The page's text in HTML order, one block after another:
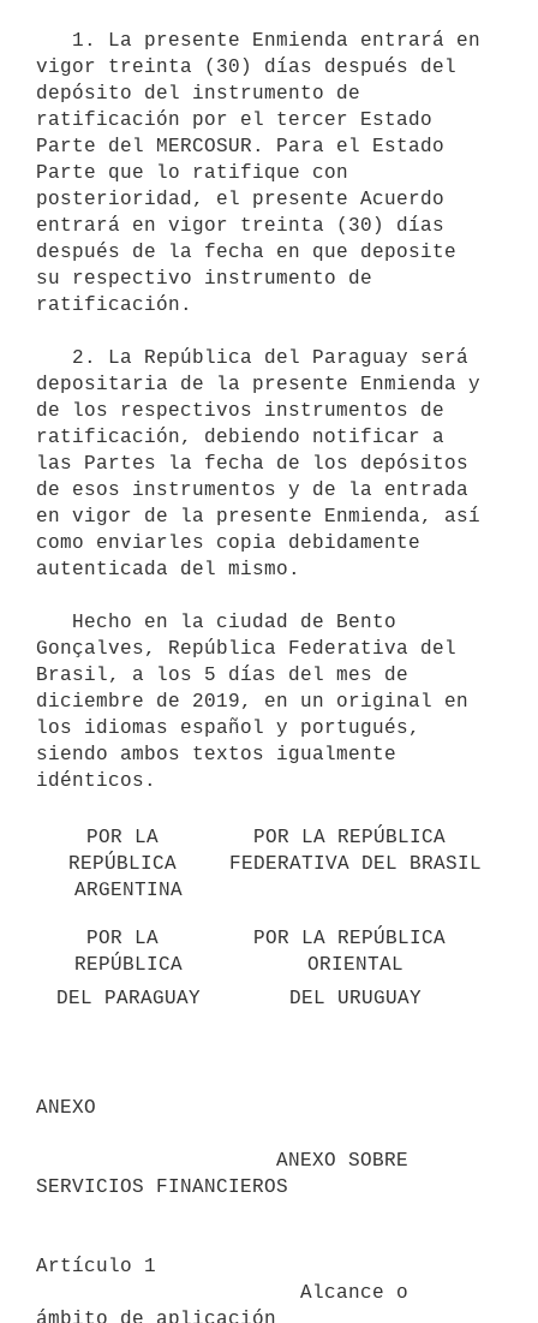
vigor treinta (30) días después del
depósito del instrumento de
ratificación por el tercer Estado
Parte del MERCOSUR. Para el Estado
Parte que lo ratifique con
posterioridad, el presente Acuerdo
entrará en vigor treinta (30) días
después de la fecha en que deposite
su respectivo instrumento de
ratificación.
depositaria de la presente Enmienda y
de los respectivos instrumentos de
ratificación, debiendo notificar a
las Partes la fecha de los depósitos
de esos instrumentos y de la entrada
en vigor de la presente Enmienda, así
como enviarles copia debidamente
autenticada del mismo.
Gonçalves, República Federativa del
Brasil, a los 5 días del mes de
diciembre de 2019, en un original en
los idiomas español y portugués,
siendo ambos textos igualmente
idénticos.
POR LA
REPÚBLICA
ARGENTINA
POR LA REPÚBLICA
FEDERATIVA DEL BRASIL
POR LA
REPÚBLICA
POR LA REPÚBLICA
ORIENTAL
DEL PARAGUAY
DEL URUGUAY